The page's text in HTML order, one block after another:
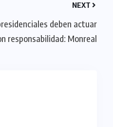
NEXT
deben actuar
responsabilidad: Monreal